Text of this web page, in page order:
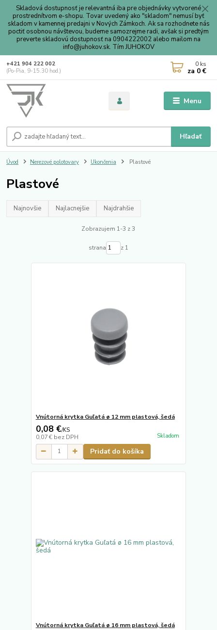
Skladová dostupnosť je relevantná iba pre objednávky vytvorené
prostrednítvom e-shopu. Tovar uvedený ako "skladom" nemusí byť
skladom v kamennej predajni v Nových Zámkoch. Ak sa rozhodnete nás
poctiť osobnou návštevou, budeme samozrejme radi, avšak si predtým
preverte skladovú dostupnosť na 0904222002 alebo mailom na
info@juhokov.sk. Tím JUHOKOV
Menu
Hľadať
+421 904 222 002
(Po-Pia, 9-15.30 hod.)
0 ks
za 0 €
Úvod Nerezové polotovary Ukončenia Plastové
Plastové
Najnovšie Najlacnejšie Najdrahšie
Zobrazujem 1-3 z 3
strana z 1
Vnútorná krytka Guľatá ø 12 mm plastová, šedá
0,08 €/KS
0,07 € bez DPH Skladom
Pridať do košíka
Vnútorná krytka Guľatá ø 16 mm plastová, šedá